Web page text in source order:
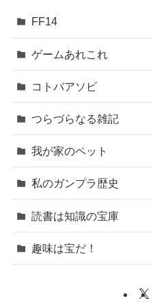
FF14
ゲームあれこれ
コトバアソビ
つらづらなる雑記
我が家のペット
私のガンプラ歴史
読書は知識の宝庫
趣味は宝だ！